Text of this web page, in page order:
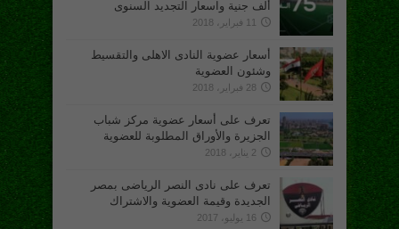
ألف جنية واسعار التجديد السنوى
11 فبراير، 2018
أسعار عضوية النادى الاهلى والتقسيط
وشئون العضوية
28 فبراير، 2018
تعرف على أسعار عضوية مركز شباب
الجزيرة والأوراق المطلوبة للعضوية
2 يناير، 2018
تعرف على نادى النصر الرياضى بمصر
الجديدة وقيمة العضوية والاشتراك
16 يوليو، 2017